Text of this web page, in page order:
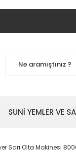
SUNİ YEMLER VE